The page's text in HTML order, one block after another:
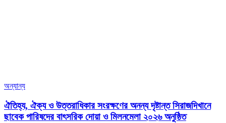
অন্যান্য
ঐতিহ্য, ঐক্য ও উত্তরাধিকার সংরক্ষণের অনন্য দৃষ্টান্ত সিরাজদিখানে
ছাবেক পারিষদের বাৎসরিক দোয়া ও মিলনমেলা ২০২৬ অনুষ্ঠিত